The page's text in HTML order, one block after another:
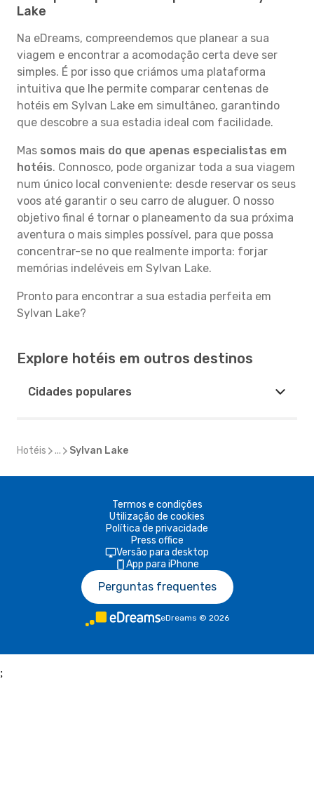
Lake
Na eDreams, compreendemos que planear a sua
viagem e encontrar a acomodação certa deve ser
simples. É por isso que criámos uma plataforma
intuitiva que lhe permite comparar centenas de
hotéis em Sylvan Lake em simultâneo, garantindo
que descobre a sua estadia ideal com facilidade.
Mas somos mais do que apenas especialistas em
hotéis. Connosco, pode organizar toda a sua viagem
num único local conveniente: desde reservar os seus
voos até garantir o seu carro de aluguer. O nosso
objetivo final é tornar o planeamento da sua próxima
aventura o mais simples possível, para que possa
concentrar-se no que realmente importa: forjar
memórias indeléveis em Sylvan Lake.
Pronto para encontrar a sua estadia perfeita em
Sylvan Lake?
Explore hotéis em outros destinos
Cidades populares
Hotéis ... Sylvan Lake
Termos e condições
Utilização de cookies
Política de privacidade
Press office
Versão para desktop
App para iPhone
Perguntas frequentes
eDreams © 2026
;